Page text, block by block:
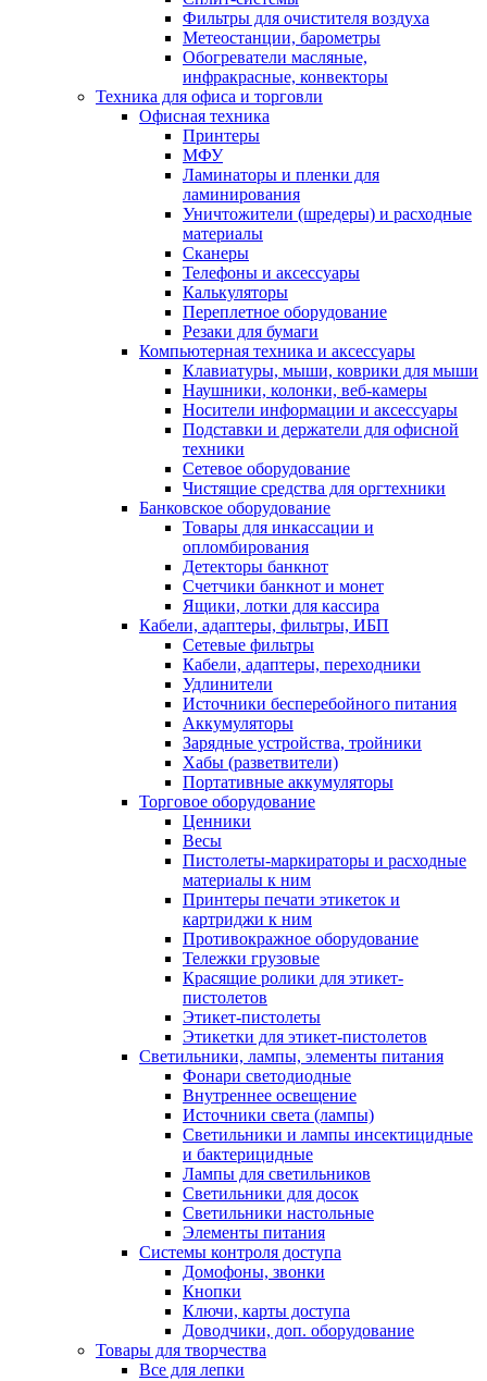
Фильтры для очистителя воздуха
Метеостанции, барометры
Обогреватели масляные,
инфракрасные, конвекторы
Техника для офиса и торговли
Офисная техника
Принтеры
МФУ
Ламинаторы и пленки для
ламинирования
Уничтожители (шредеры) и расходные
материалы
Сканеры
Телефоны и аксессуары
Калькуляторы
Переплетное оборудование
Резаки для бумаги
Компьютерная техника и аксессуары
Клавиатуры, мыши, коврики для мыши
Наушники, колонки, веб-камеры
Носители информации и аксессуары
Подставки и держатели для офисной
техники
Сетевое оборудование
Чистящие средства для оргтехники
Банковское оборудование
Товары для инкассации и
опломбирования
Детекторы банкнот
Счетчики банкнот и монет
Ящики, лотки для кассира
Кабели, адаптеры, фильтры, ИБП
Сетевые фильтры
Кабели, адаптеры, переходники
Удлинители
Источники бесперебойного питания
Аккумуляторы
Зарядные устройства, тройники
Хабы (разветвители)
Портативные аккумуляторы
Торговое оборудование
Ценники
Весы
Пистолеты-маркираторы и расходные
материалы к ним
Принтеры печати этикеток и
картриджи к ним
Противокражное оборудование
Тележки грузовые
Красящие ролики для этикет-
пистолетов
Этикет-пистолеты
Этикетки для этикет-пистолетов
Светильники, лампы, элементы питания
Фонари светодиодные
Внутреннее освещение
Источники света (лампы)
Светильники и лампы инсектицидные
и бактерицидные
Лампы для светильников
Светильники для досок
Светильники настольные
Элементы питания
Системы контроля доступа
Домофоны, звонки
Кнопки
Ключи, карты доступа
Доводчики, доп. оборудование
Товары для творчества
Все для лепки